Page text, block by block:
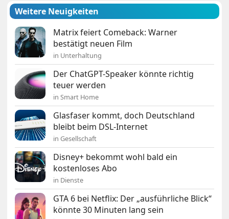
Weitere Neuigkeiten
Matrix feiert Comeback: Warner
bestätigt neuen Film
in Unterhaltung
Der ChatGPT-Speaker könnte richtig
teuer werden
in Smart Home
Glasfaser kommt, doch Deutschland
bleibt beim DSL-Internet
in Gesellschaft
Disney+ bekommt wohl bald ein
kostenloses Abo
in Dienste
GTA 6 bei Netflix: Der „ausführliche Blick“
könnte 30 Minuten lang sein